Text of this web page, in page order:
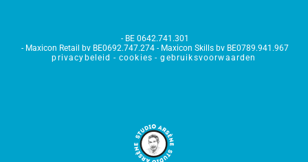
BE 0642.741.301
Maxicon Retail bv BE0692.747.274 - Maxicon Skills bv BE0789.941.967
privacybeleid
cookies gebruiksvoorwaarden